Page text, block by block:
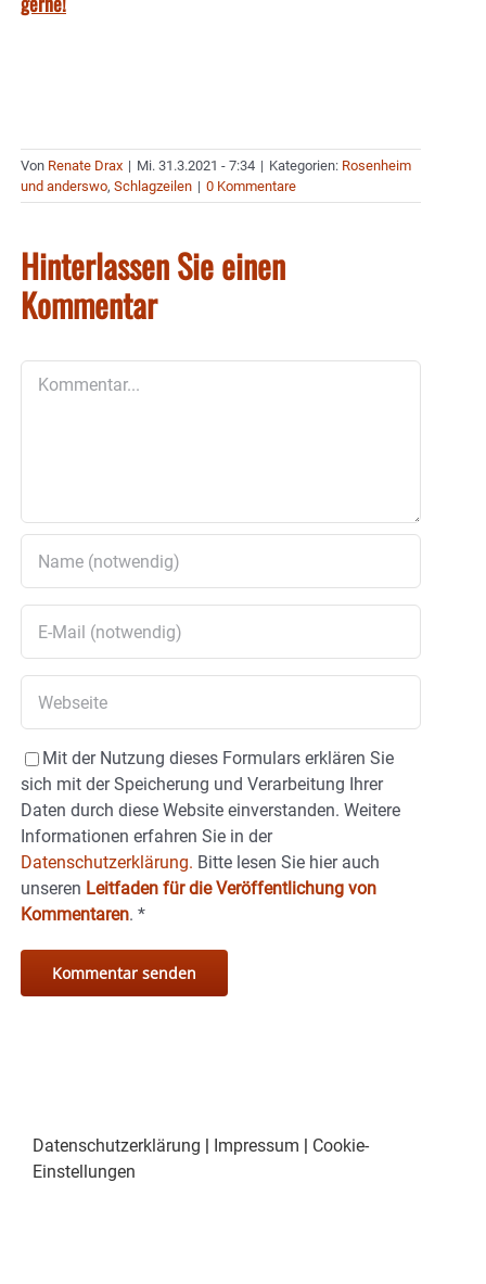
Von Renate Drax | Mi. 31.3.2021 - 7:34 | Kategorien: Rosenheim
und anderswo, Schlagzeilen | 0 Kommentare
Hinterlassen Sie einen
Kommentar
Mit der Nutzung dieses Formulars erklären Sie
sich mit der Speicherung und Verarbeitung Ihrer
Daten durch diese Website einverstanden. Weitere
Informationen erfahren Sie in der
Datenschutzerklärung. Bitte lesen Sie hier auch
unseren Leitfaden für die Veröffentlichung von
Kommentaren. *
Datenschutzerklärung Impressum
Cookie-
Einstellungen